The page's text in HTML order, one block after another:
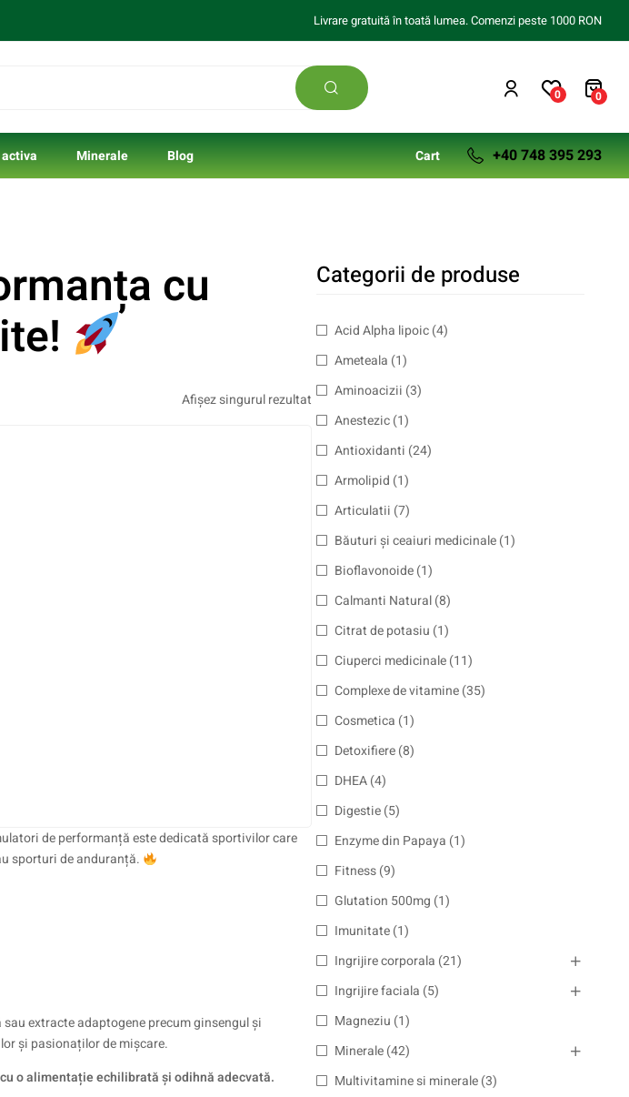
Livrare gratuită în toată lumea. Comenzi peste 1000 RON
0 0
Minerale Blog Cart +40 748 395 293
cu
Afișez singurul rezultat
de performanță este dedicată sportivilor care
sporturi de anduranță.
extracte adaptogene precum ginsengul și
și pasionaților de mișcare.
o alimentație echilibrată și odihnă adecvată.
Categorii de produse
Acid Alpha lipoic (4)
Ameteala (1)
Aminoacizii (3)
Anestezic (1)
Antioxidanti (24)
Armolipid (1)
Articulatii (7)
Băuturi și ceaiuri medicinale (1)
Bioflavonoide (1)
Calmanti Natural (8)
Citrat de potasiu (1)
Ciuperci medicinale (11)
Complexe de vitamine (35)
Cosmetica (1)
Detoxifiere (8)
DHEA (4)
Digestie (5)
Enzyme din Papaya (1)
Fitness (9)
Glutation 500mg (1)
Imunitate (1)
Ingrijire corporala (21)
Ingrijire faciala (5)
Magneziu (1)
Minerale (42)
Multivitamine si minerale (3)